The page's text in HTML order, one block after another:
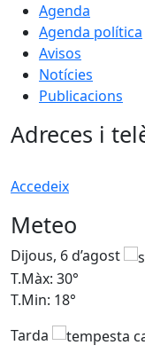
Agenda
Agenda política
Avisos
Notícies
Publicacions
Adreces i
Accedeix
Meteo
Dijous, 6 d’agost
T.Màx: 30°
T.Min: 18°
Tarda